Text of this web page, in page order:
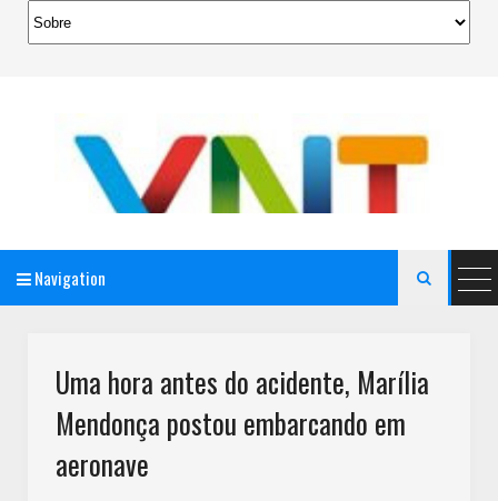
Navigation 
Uma hora antes do acidente, Marília
Mendonça postou embarcando em
aeronave